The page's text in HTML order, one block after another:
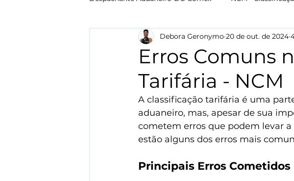
Caso de Sucesso - Inspire-se! RADAR -
Erros Comuns
Tarifária - NCM
Debora Geronymo 20 de out. de 2024
A classificação tarifária é uma
aduaneiro, mas, apesar de sua
cometem erros que podem levar
estão alguns dos erros mais
Principais Erros